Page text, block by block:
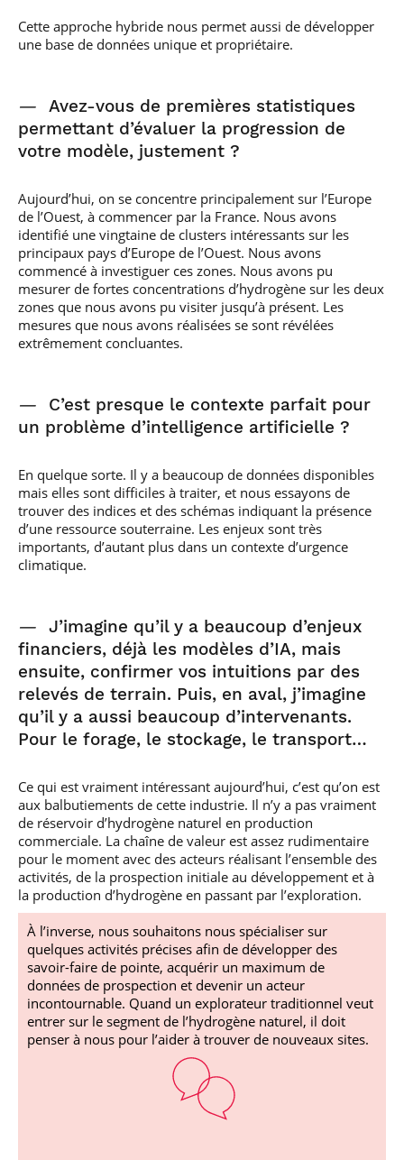
Cette approche hybride nous permet aussi de développer
une base de données unique et propriétaire.
—
Avez-vous de premières statistiques
permettant d’évaluer la progression de
votre modèle, justement ?
Aujourd’hui, on se concentre principalement sur l’Europe
de l’Ouest, à commencer par la France. Nous avons
identifié une vingtaine de clusters intéressants sur les
principaux pays d’Europe de l’Ouest. Nous avons
commencé à investiguer ces zones. Nous avons pu
mesurer de fortes concentrations d’hydrogène sur les deux
zones que nous avons pu visiter jusqu’à présent. Les
mesures que nous avons réalisées se sont révélées
extrêmement concluantes.
—
C’est presque le contexte parfait pour
un problème d’intelligence artificielle ?
En quelque sorte. Il y a beaucoup de données disponibles
mais elles sont difficiles à traiter, et nous essayons de
trouver des indices et des schémas indiquant la présence
d’une ressource souterraine. Les enjeux sont très
importants, d’autant plus dans un contexte d’urgence
climatique.
—
J’imagine qu’il y a beaucoup d’enjeux
financiers, déjà les modèles d’IA, mais
ensuite, confirmer vos intuitions par des
relevés de terrain. Puis, en aval, j’imagine
qu’il y a aussi beaucoup d’intervenants.
Pour le forage, le stockage, le transport…
Ce qui est vraiment intéressant aujourd’hui, c’est qu’on est
aux balbutiements de cette industrie. Il n’y a pas vraiment
de réservoir d’hydrogène naturel en production
commerciale. La chaîne de valeur est assez rudimentaire
pour le moment avec des acteurs réalisant l’ensemble des
activités, de la prospection initiale au développement et à
la production d’hydrogène en passant par l’exploration.
À l’inverse, nous souhaitons nous spécialiser sur
quelques activités précises afin de développer des
savoir-faire de pointe, acquérir un maximum de
données de prospection et devenir un acteur
incontournable. Quand un explorateur traditionnel veut
entrer sur le segment de l’hydrogène naturel, il doit
penser à nous pour l’aider à trouver de nouveaux sites.